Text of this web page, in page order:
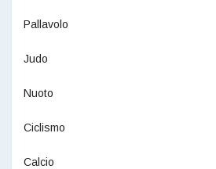
Pallavolo
Judo
Nuoto
Ciclismo
Calcio